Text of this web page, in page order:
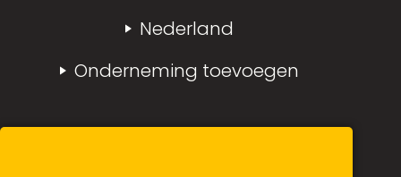
Nederland
Onderneming toevoegen